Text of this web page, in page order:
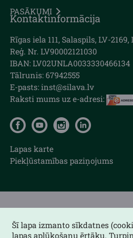
PASĀKUMI
Kontaktinformācija
Rīgas iela 111, Salaspils, LV-
Reģ. Nr. LV90002121030
IBAN: LV02UNLA0033330466134
Tālrunis: 67942555
E-pasts: inst@silava.lv
Raksti mums uz e-adresi:
Lapas karte
Piekļūstamības paziņojums
Šī lapa izmanto sīkdatnes
lapas aplūkošanu ērtāku.